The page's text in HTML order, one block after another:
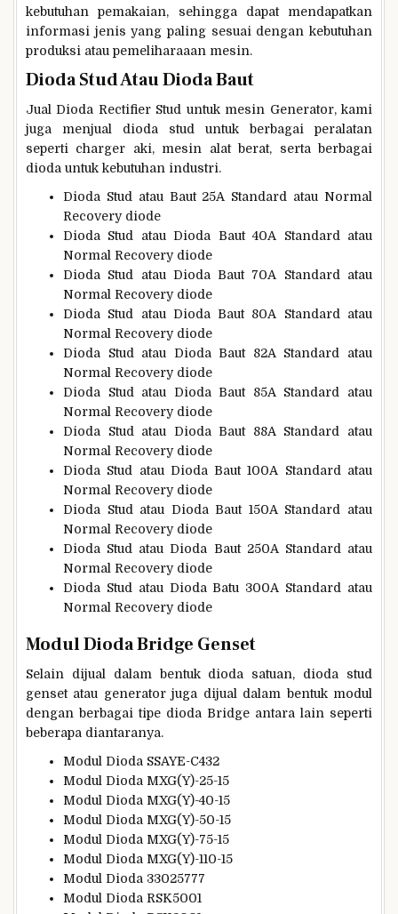
kebutuhan pemakaian, sehingga dapat mendapatkan
informasi jenis yang paling sesuai dengan kebutuhan
produksi atau pemeliharaaan mesin.
Dioda Stud Atau Dioda Baut
Jual Dioda Rectifier Stud untuk mesin Generator, kami
juga menjual dioda stud untuk berbagai peralatan
seperti charger aki, mesin alat berat, serta berbagai
dioda untuk kebutuhan industri.
Dioda Stud atau Baut 25A Standard atau Normal
Recovery diode
Dioda Stud atau Dioda Baut 40A Standard atau
Normal Recovery diode
Dioda Stud atau Dioda Baut 70A Standard atau
Normal Recovery diode
Dioda Stud atau Dioda Baut 80A Standard atau
Normal Recovery diode
Dioda Stud atau Dioda Baut 82A Standard atau
Normal Recovery diode
Dioda Stud atau Dioda Baut 85A Standard atau
Normal Recovery diode
Dioda Stud atau Dioda Baut 88A Standard atau
Normal Recovery diode
Dioda Stud atau Dioda Baut 100A Standard atau
Normal Recovery diode
Dioda Stud atau Dioda Baut 150A Standard atau
Normal Recovery diode
Dioda Stud atau Dioda Baut 250A Standard atau
Normal Recovery diode
Dioda Stud atau Dioda Batu 300A Standard atau
Normal Recovery diode
Modul Dioda Bridge Genset
Selain dijual dalam bentuk dioda satuan, dioda stud
genset atau generator juga dijual dalam bentuk modul
dengan berbagai tipe dioda Bridge antara lain seperti
beberapa diantaranya.
Modul Dioda SSAYE-C432
Modul Dioda MXG(Y)-25-15
Modul Dioda MXG(Y)-40-15
Modul Dioda MXG(Y)-50-15
Modul Dioda MXG(Y)-75-15
Modul Dioda MXG(Y)-110-15
Modul Dioda 33025777
Modul Dioda RSK5001